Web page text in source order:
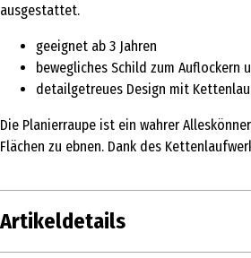
ausgestattet.
geeignet ab 3 Jahren
bewegliches Schild zum Auflockern
detailgetreues Design mit
Die Planierraupe ist ein wahrer
Flächen zu ebnen. Dank des
Artikeldetails